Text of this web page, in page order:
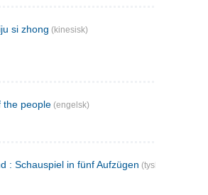
si zhong (kinesisk)
the people (engelsk)
: Schauspiel in fünf Aufzügen (tysk)